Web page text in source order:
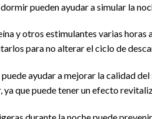
pueden ayudar a simular la
y otros estimulantes varias
para no alterar el ciclo de
ayudar a mejorar la calidad
que puede tener un efecto